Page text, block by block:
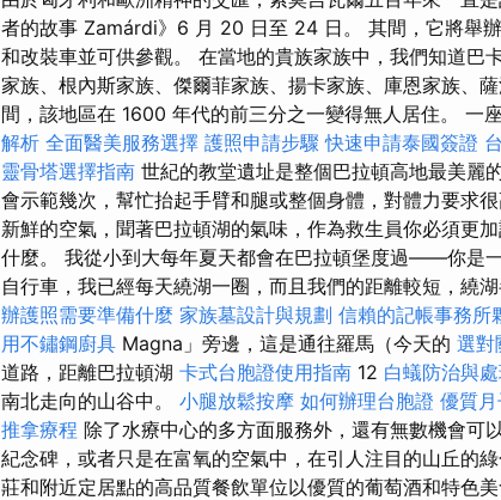
者的故事 Zamárdi》6 月 20 日至 24 日。 其間，它將舉
和改裝車並可供參觀。 在當地的貴族家族中，我們知道巴
家族、根內斯家族、傑爾菲家族、揚卡家族、庫恩家族、
間，該地區在 1600 年代的前三分之一變得無人居住。 一
解析 全面醫美服務選擇 護照申請步驟 快速申請泰國簽證
靈骨塔選擇指南 世紀的教堂遺址是整個巴拉頓高地最美麗
會示範幾次，幫忙抬起手臂和腿或整個身體，對體力要求
新鮮的空氣，聞著巴拉頓湖的氣味，作為救生員你必須
什麼。 我從小到大每年夏天都會在巴拉頓堡度過——你是
自行車，我已經每天繞湖一圈，而且我們的距離較短，
辦護照需要準備什麼 家族墓設計與規劃 信賴的記帳事務所
用不鏽鋼廚具 Magna」旁邊，這是通往羅馬（今天的 選對
道路，距離巴拉頓湖 卡式台胞證使用指南 12 白蟻防治與
南北走向的山谷中。 小腿放鬆按摩 如何辦理台胞證 優質
推拿療程 除了水療中心的多方面服務外，還有無數機會可
紀念碑，或者只是在富氧的空氣中，在引人注目的山丘的
莊和附近定居點的高品質餐飲單位以優質的葡萄酒和特色